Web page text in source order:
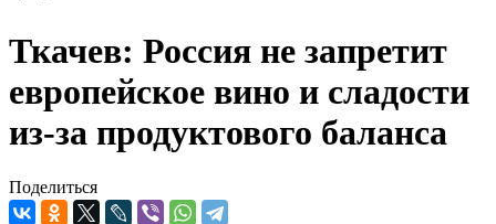
Ткачев: Россия не запретит
европейское вино и сладости
из-за продуктового баланса
Поделиться